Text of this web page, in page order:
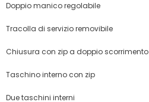
Doppio manico regolabile
Tracolla di servizio removibile
Chiusura con zip a doppio scorrimento
Taschino interno con zip
Due taschini interni